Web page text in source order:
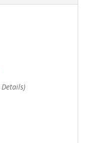
Details)